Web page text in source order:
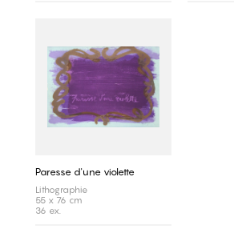
Paresse d'une violette
Lithographie
55 x 76 cm
36 ex.